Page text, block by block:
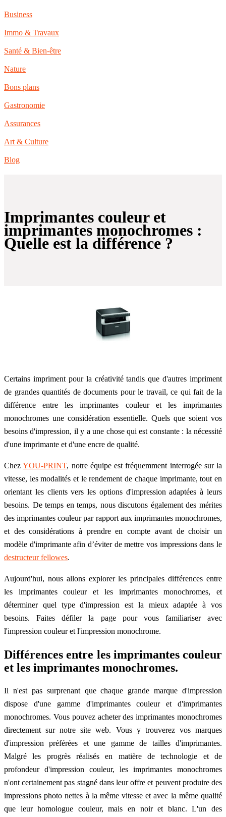
Business
Immo & Travaux
Santé & Bien-être
Nature
Bons plans
Gastronomie
Assurances
Art & Culture
Blog
Imprimantes couleur et
imprimantes monochromes :
Quelle est la différence ?
Certains impriment pour la créativité tandis que d'autres impriment
de grandes quantités de documents pour le travail, ce qui fait de la
différence entre les imprimantes couleur et les imprimantes
monochromes une considération essentielle. Quels que soient vos
besoins d'impression, il y a une chose qui est constante : la nécessité
d'une imprimante et d'une encre de qualité.
ChezYOU-PRINT, notre équipe est fréquemment interrogée sur la
vitesse, les modalités et le rendement de chaque imprimante, tout en
orientant les clients vers les options d'impression adaptées à leurs
besoins. De temps en temps, nous discutons également des mérites
des imprimantes couleur par rapport aux imprimantes monochromes,
et des considérations à prendre en compte avant de choisir un
modèle d'imprimante afin d’éviter de mettre vos impressions dans le
destructeur fellowes.
Aujourd'hui, nous allons explorer les principales différences entre
les imprimantes couleur et les imprimantes monochromes, et
déterminer quel type d'impression est la mieux adaptée à vos
besoins. Faites défiler la page pour vous familiariser avec
l'impression couleur et l'impression monochrome.
Différences entre les imprimantes couleur
et les imprimantes monochromes.
Il n'est pas surprenant que chaque grande marque d'impression
dispose d'une gamme d'imprimantes couleur et d'imprimantes
monochromes. Vous pouvez acheter des imprimantes monochromes
directement sur notre site web. Vous y trouverez vos marques
d'impression préférées et une gamme de tailles d'imprimantes.
Malgré les progrès réalisés en matière de technologie et de
profondeur d'impression couleur, les imprimantes monochromes
n'ont certainement pas stagné dans leur offre et peuvent produire des
impressions photo nettes à la même vitesse et avec la même qualité
que leur homologue couleur, mais en noir et blanc. L'un des